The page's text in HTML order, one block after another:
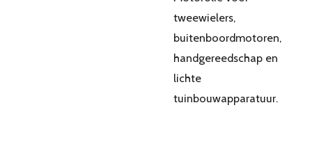
tweewielers,
buitenboordmotoren,
handgereedschap en
lichte
tuinbouwapparatuur.